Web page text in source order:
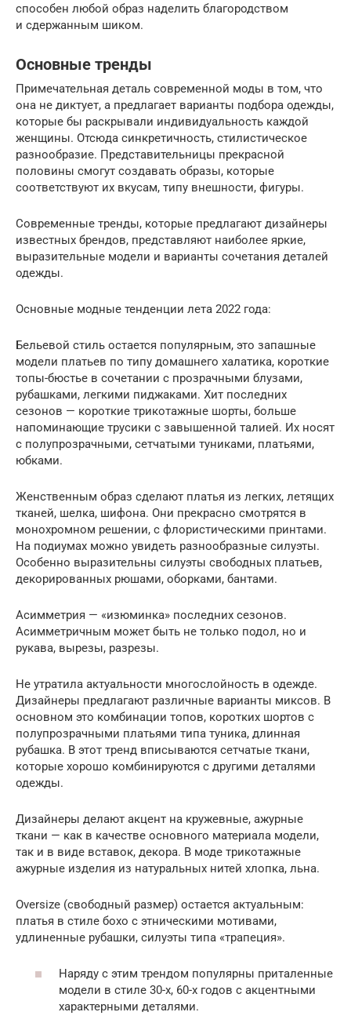
способен любой образ наделить благородством
и сдержанным шиком.
Основные тренды
Примечательная деталь современной моды в том, что
она не диктует, а предлагает варианты подбора одежды,
которые бы раскрывали индивидуальность каждой
женщины. Отсюда синкретичность, стилистическое
разнообразие. Представительницы прекрасной
половины смогут создавать образы, которые
соответствуют их вкусам, типу внешности, фигуры.
Современные тренды, которые предлагают дизайнеры
известных брендов, представляют наиболее яркие,
выразительные модели и варианты сочетания деталей
одежды.
Основные модные тенденции лета 2022 года:
Бельевой стиль остается популярным, это запашные
модели платьев по типу домашнего халатика, короткие
топы-бюстье в сочетании с прозрачными блузами,
рубашками, легкими пиджаками. Хит последних
сезонов — короткие трикотажные шорты, больше
напоминающие трусики с завышенной талией. Их носят
с полупрозрачными, сетчатыми туниками, платьями,
юбками.
Женственным образ сделают платья из легких, летящих
тканей, шелка, шифона. Они прекрасно смотрятся в
монохромном решении, с флористическими принтами.
На подиумах можно увидеть разнообразные силуэты.
Особенно выразительны силуэты свободных платьев,
декорированных рюшами, оборками, бантами.
Асимметрия — «изюминка» последних сезонов.
Асимметричным может быть не только подол, но и
рукава, вырезы, разрезы.
Не утратила актуальности многослойность в одежде.
Дизайнеры предлагают различные варианты миксов. В
основном это комбинации топов, коротких шортов с
полупрозрачными платьями типа туника, длинная
рубашка. В этот тренд вписываются сетчатые ткани,
которые хорошо комбинируются с другими деталями
одежды.
Дизайнеры делают акцент на кружевные, ажурные
ткани — как в качестве основного материала модели,
так и в виде вставок, декора. В моде трикотажные
ажурные изделия из натуральных нитей хлопка, льна.
Oversize (свободный размер) остается актуальным:
платья в стиле бохо с этническими мотивами,
удлиненные рубашки, силуэты типа «трапеция».
Наряду с этим трендом популярны приталенные
модели в стиле 30-х, 60-х годов с акцентными
характерными деталями.